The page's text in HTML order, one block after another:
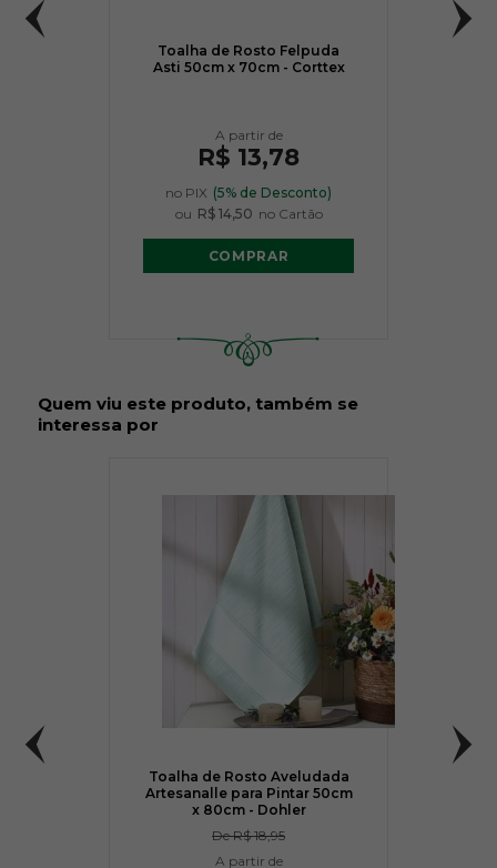
Toalha de Rosto Felpuda
Asti 50cm x 70cm - Corttex
R$ 13,78
no PIX (5% de Desconto)
ou R$ 14,50 no Cartão
COMPRAR
Quem viu este produto, também se
interessa por
Toalha de Rosto Aveludada
Artesanalle para Pintar 50cm
x 80cm - Dohler
DeR$ 18,95